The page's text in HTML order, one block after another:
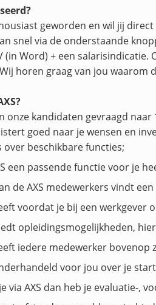
geworden en wil jij
snel via de onderstaande
(in Word) + een salarisindicatie.
horen graag van jou waarom
onze kandidaten gevraagd naar
goed naar je wensen en
over beschikbare functies;
een passende functie voor je
de AXS medewerkers vindt
voordat je bij een
opleidingsmogelijkheden,
iedere medewerker
voor jou over je
via AXS dan heb je evaluatie-,